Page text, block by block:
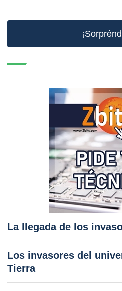
La llegada de los
Los invasores del
Tierra